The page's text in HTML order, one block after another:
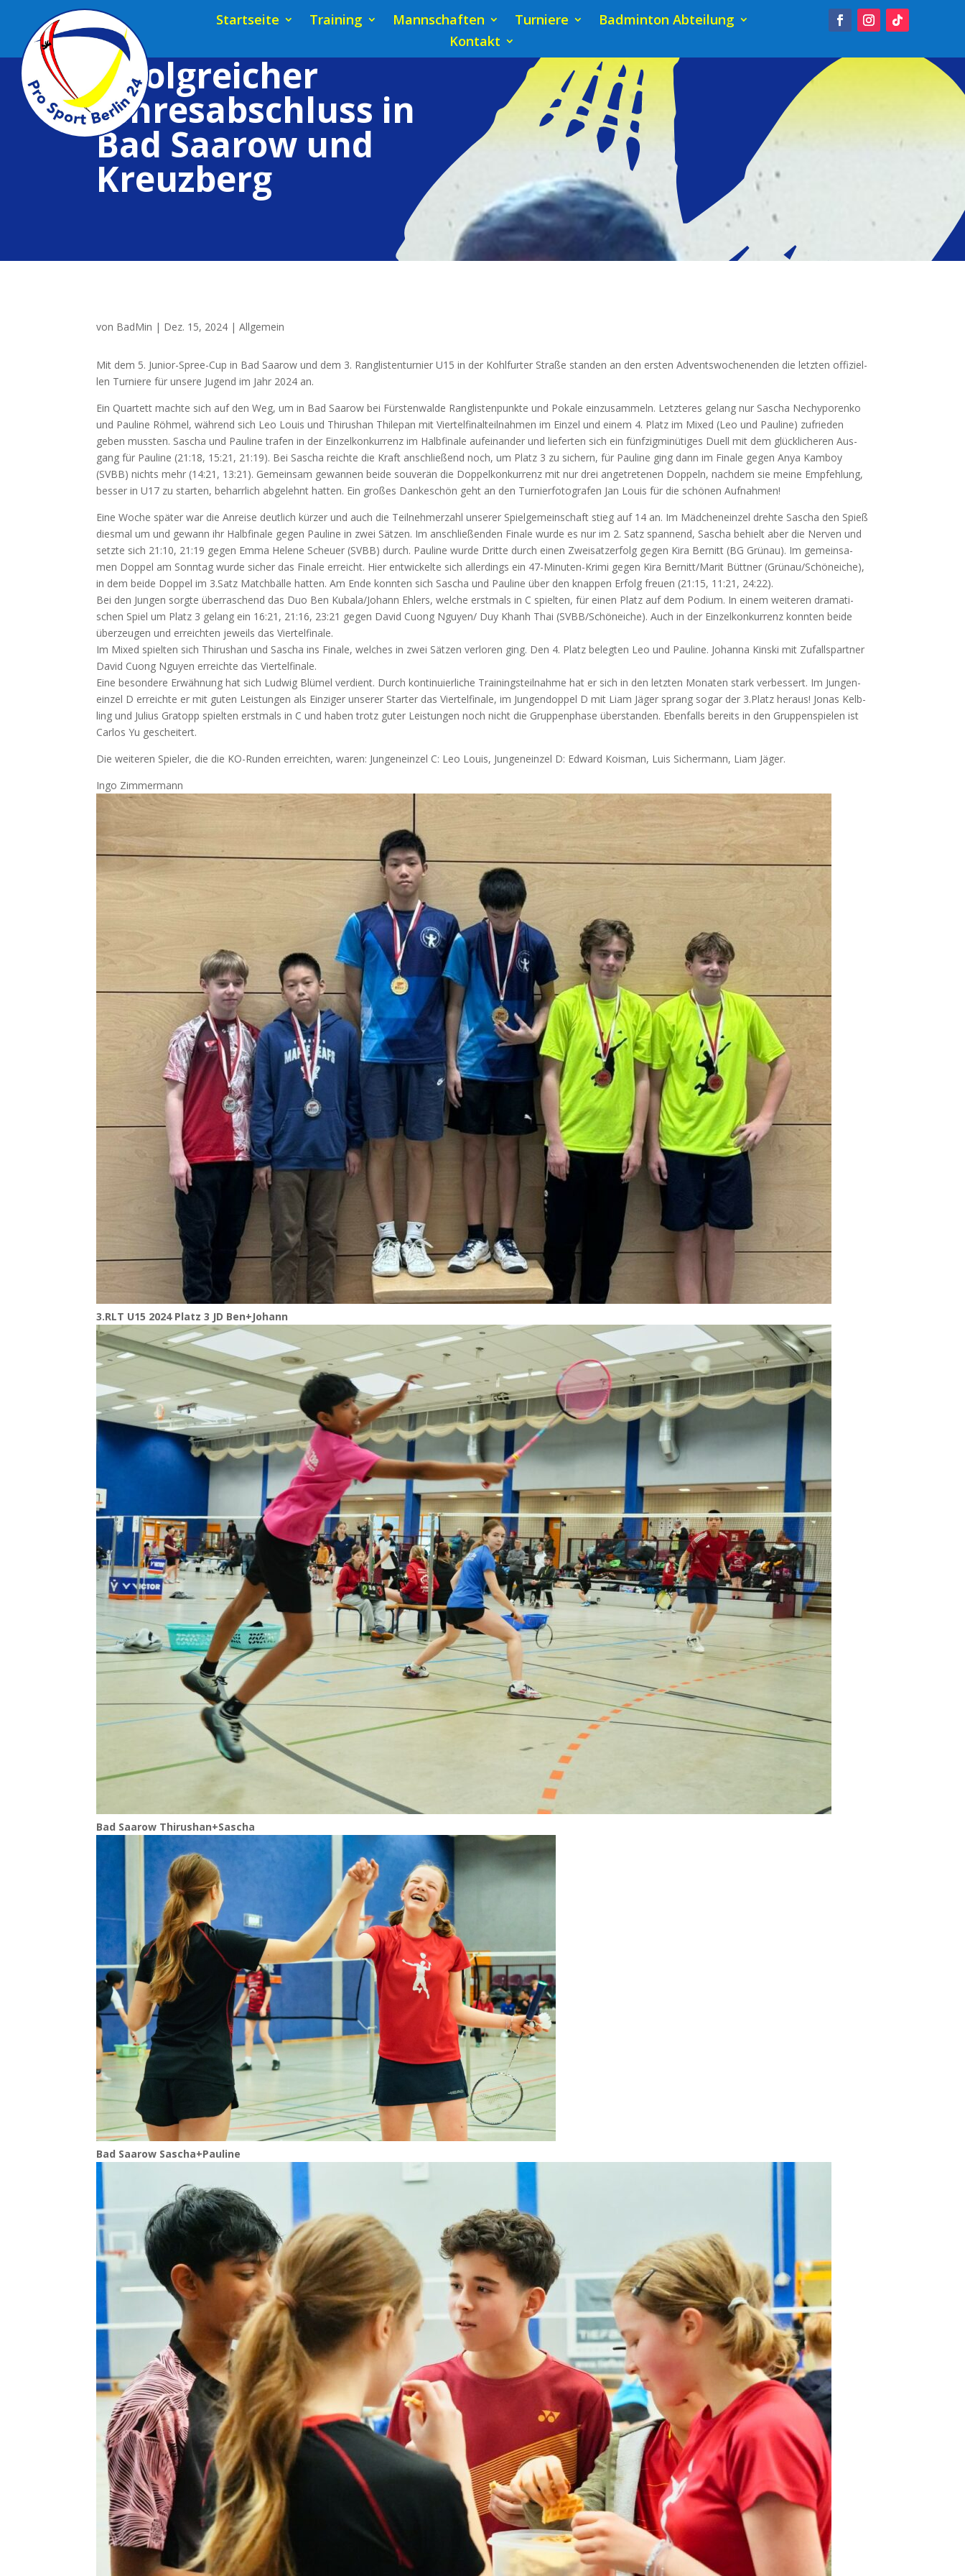
Startseite Training Mannschaften Turniere
Badminton Abteilung
Kontakt
Erfolgreicher
Jahresabschluss in
Bad Saarow und
Kreuzberg
von BadMin | Dez. 15, 2024 |Allgemein
Mit dem 5. Juni­or-Spree-Cup in Bad Saa­row und dem 3. Rang­lis­ten­tur­nierU15 in der Kohl­fur­ter Stra­ße stan­den an den ers­ten Advents­wo­chen­en­den die letz­ten offi­zi­el­
len Tur­nie­re für unse­re Jugend im Jahr 2024 an.
Ein Quar­tett mach­te sich auf den Weg, um in Bad Saa­row bei Fürs­ten­wal­de Rang­lis­ten­punk­te und Poka­le ein­zu­sam­meln. Letz­te­res gelang nur Sascha Nec­hy­po­ren­ko
und Pau­li­ne Röh­mel, wäh­rend sich Leo Lou­is und Thi­rus­han Thi­le­pan mit Vier­tel­fi­nal­teil­nah­men im Ein­zel und einem 4. Platz im Mixed (Leo und Pau­li­ne) zufrie­den
geben muss­ten. Sascha und Pau­li­ne tra­fen in der Ein­zel­kon­kur­renz im Halb­fi­na­le auf­ein­an­der und lie­fer­ten sich ein fünf­zig­mi­nü­ti­ges Duell mit dem glück­li­che­ren Aus­
gang für Pau­li­ne (21:18, 15:21, 21:19). Bei Sascha reich­te die Kraft anschlie­ßend noch, um Platz 3 zu sichern, für Pau­li­ne ging dann im Fina­le gegen Anya Kam­boy
(SVBB) nichts mehr (14:21, 13:21). Gemein­sam gewan­nen bei­de sou­ve­rän die Dop­pel­kon­kur­renz mit nur drei ange­tre­te­nen Dop­peln, nach­dem sie mei­ne Emp­feh­lung,
bes­ser inU17 zu star­ten, beharr­lich abge­lehnt hat­ten. Ein gro­ßes Dan­ke­schön geht an den Tur­nier­fo­to­gra­fen Jan Lou­is für die schö­nen Aufnahmen!
Eine Woche spä­ter war die Anrei­se deut­lich kür­zer und auch die Teil­neh­mer­zahl unse­rer Spiel­ge­mein­schaft stieg auf 14 an. Im Mäd­chen­ein­zel dreh­te Sascha den Spieß
dies­mal um und gewann ihr Halb­fi­na­le gegen Pau­li­ne in zwei Sät­zen. Im anschlie­ßen­den Fina­le wur­de es nur im 2. Satz span­nend, Sascha behielt aber die Ner­ven und
setz­te sich 21:10, 21:19 gegen Emma Hele­ne Scheu­er (SVBB) durch. Pau­li­ne wur­de Drit­te durch einen Zwei­satz­er­folg gegen Kira Ber­nitt (BG Grün­au). Im gemein­sa­
men Dop­pel am Sonn­tag wur­de sicher das Fina­le erreicht. Hier ent­wi­ckel­te sich aller­dings ein 47-Minu­ten-Kri­mi gegen Kira Bernitt/Marit Bütt­ner (Grünau/Schöneiche),
in dem bei­de Dop­pel im 3.Satz Match­bäl­le hat­ten. Am Ende konn­ten sich Sascha und Pau­li­ne über den knap­pen Erfolg freu­en (21:15, 11:21, 24:22).
Bei den Jun­gen sorg­te über­ra­schend das Duo Ben Kubala/Johann Ehlers, wel­che erst­mals in C spiel­ten, für einen Platz auf dem Podi­um. In einem wei­te­ren dra­ma­ti­
schen Spiel um Platz 3 gelang ein 16:21, 21:16, 23:21 gegen David Cuong Nguyen/ Duy Khanh Thai (SVBB/Schöneiche). Auch in der Ein­zel­kon­kur­renz konn­ten bei­de
über­zeu­gen und erreich­ten jeweils das Vier­tel­fi­na­le.
Im Mixed spiel­ten sich Thi­rus­han und Sascha ins Fina­le, wel­ches in zwei Sät­zen ver­lo­ren ging. Den 4. Platz beleg­ten Leo und Pau­li­ne. Johan­na Kin­ski mit Zufalls­part­ner
David Cuong Nguy­en erreich­te das Vier­tel­fi­na­le.
Eine beson­de­re Erwäh­nung hat sich Lud­wig Blü­mel ver­dient. Durch kon­ti­nu­ier­li­che Trai­nings­teil­nah­me hat er sich in den letz­ten Mona­ten stark ver­bes­sert. Im Jun­gen­
ein­zel D erreich­te er mit guten Leis­tun­gen als Ein­zi­ger unse­rer Star­ter das Vier­tel­fi­na­le, im Jun­gen­dop­pel D mit Liam Jäger sprang sogar der 3.Platz her­aus! Jonas Kelb­
ling und Juli­us Gra­topp spiel­ten erst­mals in C und haben trotz guter Leis­tun­gen noch nicht die Grup­pen­pha­se über­stan­den. Eben­falls bereits in den Grup­pen­spie­len ist
Car­los Yu gescheitert.
Die wei­te­ren Spie­ler, die die KO-Run­den erreich­ten, waren: Jun­gen­ein­zel C: Leo Lou­is, Jun­gen­ein­zel D: Edward Kois­man, Luis Sicher­mann, Liam Jäger.
Ingo Zim­mer­mann
3.RLT U15 2024 Platz 3 JD Ben+Johann
Bad Saa­row Thirushan+Sascha
Bad Saa­row Sascha+Pauline